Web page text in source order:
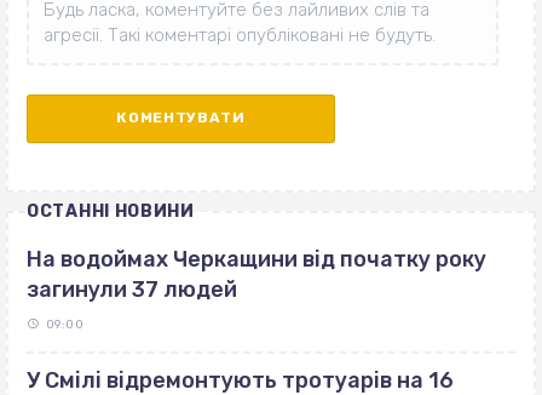
ОСТАННІ НОВИНИ
На водоймах Черкащини від початку року
загинули 37 людей
09:00
У Смілі відремонтують тротуарів на 16